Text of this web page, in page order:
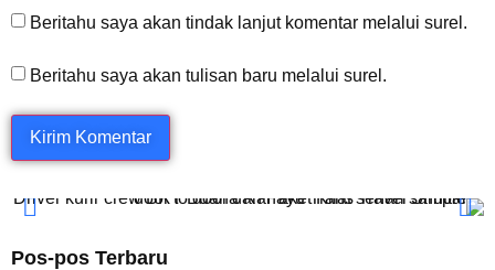
Beritahu saya akan tindak lanjut komentar melalui surel.
Beritahu saya akan tulisan baru melalui surel.
Pos-pos Terbaru